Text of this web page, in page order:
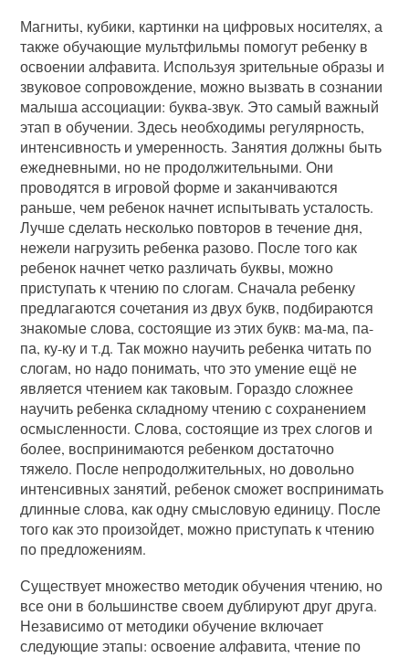
Магниты, кубики, картинки на цифровых носителях, а
также обучающие мультфильмы помогут ребенку в
освоении алфавита. Используя зрительные образы и
звуковое сопровождение, можно вызвать в сознании
малыша ассоциации: буква-звук. Это самый важный
этап в обучении. Здесь необходимы регулярность,
интенсивность и умеренность. Занятия должны быть
ежедневными, но не продолжительными. Они
проводятся в игровой форме и заканчиваются
раньше, чем ребенок начнет испытывать усталость.
Лучше сделать несколько повторов в течение дня,
нежели нагрузить ребенка разово. После того как
ребенок начнет четко различать буквы, можно
приступать к чтению по слогам. Сначала ребенку
предлагаются сочетания из двух букв, подбираются
знакомые слова, состоящие из этих букв: ма-ма, па-
па, ку-ку и т.д. Так можно научить ребенка читать по
слогам, но надо понимать, что это умение ещё не
является чтением как таковым. Гораздо сложнее
научить ребенка складному чтению с сохранением
осмысленности. Слова, состоящие из трех слогов и
более, воспринимаются ребенком достаточно
тяжело. После непродолжительных, но довольно
интенсивных занятий, ребенок сможет воспринимать
длинные слова, как одну смысловую единицу. После
того как это произойдет, можно приступать к чтению
по предложениям.
Существует множество методик обучения чтению, но
все они в большинстве своем дублируют друг друга.
Независимо от методики обучение включает
следующие этапы: освоение алфавита, чтение по